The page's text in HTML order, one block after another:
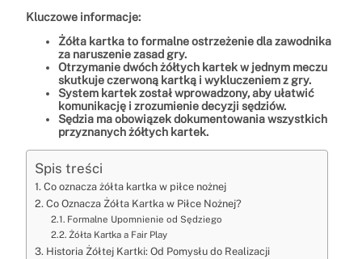
Kluczowe informacje:
Żółta kartka to formalne ostrzeżenie dla zawodnika
za naruszenie zasad gry.
Otrzymanie dwóch żółtych kartek w jednym meczu
skutkuje czerwoną kartką i wykluczeniem z gry.
System kartek został wprowadzony, aby ułatwić
komunikację i zrozumienie decyzji sędziów.
Sędzia ma obowiązek dokumentowania wszystkich
przyznanych żółtych kartek.
Spis treści
Co oznacza żółta kartka w piłce nożnej
Co Oznacza Żółta Kartka w Piłce Nożnej?
Formalne Upomnienie od Sędziego
Żółta Kartka a Fair Play
Historia Żółtej Kartki: Od Pomysłu do Realizacji